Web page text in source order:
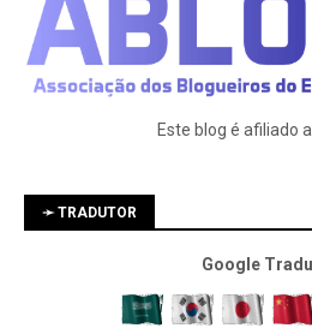
Este blog é afiliado a
➛ TRADUTOR
Google